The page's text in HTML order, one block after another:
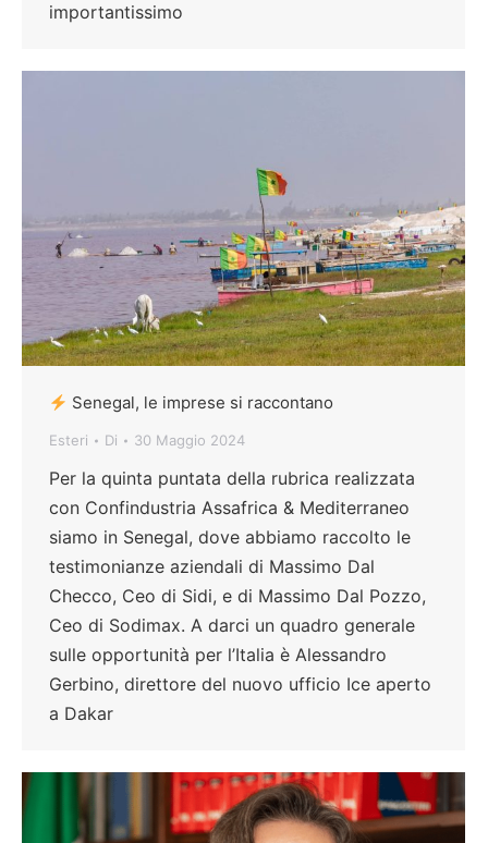
importantissimo
Senegal, le imprese si raccontano
Esteri Di 30 Maggio 2024
Per la quinta puntata della rubrica realizzata
con Confindustria Assafrica & Mediterraneo
siamo in Senegal, dove abbiamo raccolto le
testimonianze aziendali di Massimo Dal
Checco, Ceo di Sidi, e di Massimo Dal Pozzo,
Ceo di Sodimax. A darci un quadro generale
sulle opportunità per l’Italia è Alessandro
Gerbino, direttore del nuovo ufficio Ice aperto
a Dakar